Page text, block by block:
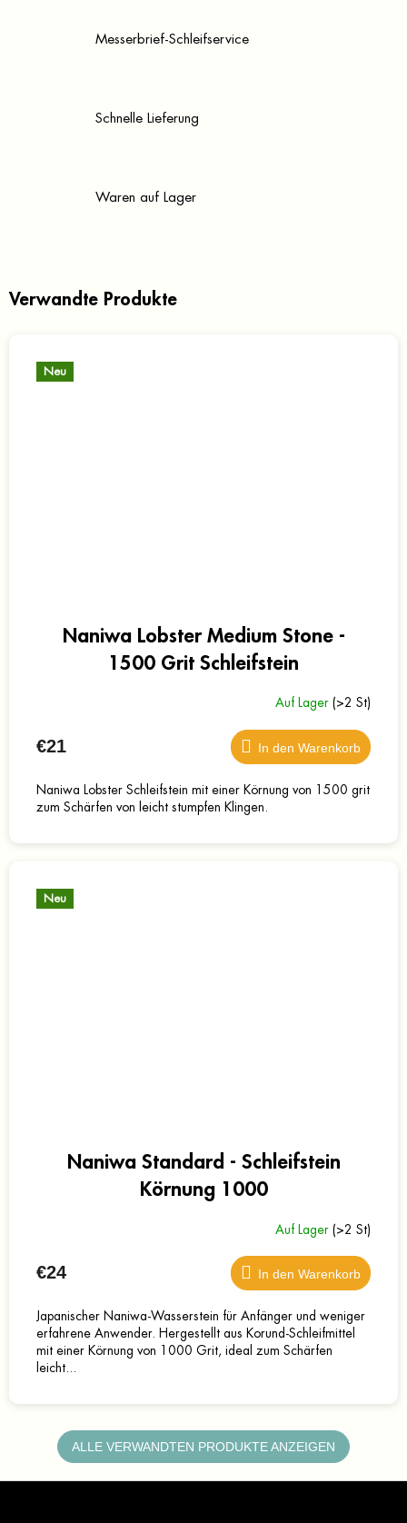
Messerbrief-Schleifservice
Schnelle Lieferung
Waren auf Lager
Verwandte Produkte
Neu
Naniwa Lobster Medium Stone -
1500 Grit Schleifstein
Auf Lager (>2 St)
€21 In den Warenkorb
Naniwa Lobster Schleifstein mit einer Körnung von 1500 grit
zum Schärfen von leicht stumpfen Klingen.
Neu
Naniwa Standard - Schleifstein
Körnung 1000
Auf Lager (>2 St)
€24 In den Warenkorb
Japanischer Naniwa-Wasserstein für Anfänger und weniger
erfahrene Anwender. Hergestellt aus Korund-Schleifmittel
mit einer Körnung von 1000 Grit, ideal zum Schärfen
leicht...
ALLE VERWANDTEN PRODUKTE ANZEIGEN